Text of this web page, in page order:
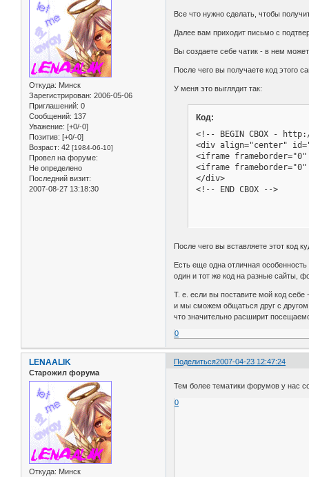
Откуда: Минск
Зарегистрирован: 2006-05-06
Приглашений: 0
Сообщений: 137
Уважение: [+0/-0]
Позитив: [+0/-0]
Возраст: 42 [1984-06-10]
Провел на форуме:
Не определено
Последний визит:
2007-08-27 13:18:30
Все что нужно сделать, чтобы
Далее вам приходит письмо с
Вы создаете себе чатик - в нем
После чего вы получаете код этого
У меня это выглядит так:
Код:
<!-- BEGIN CBOX -
<div align="center"
<iframe
<iframe
</div>
<!-- END CBOX -->
После чего вы вставляете этот код
Есть еще одна отличная
один и тот же код на разные сайты,
Т. е. если вы поставите мой код
и мы сможем общаться друг с другом
что значительно расширит
0
Поделиться2007-04-23 12:47:24
LENAALIK
Старожил форума
Откуда: Минск
Тем более тематики форумов у нас
0